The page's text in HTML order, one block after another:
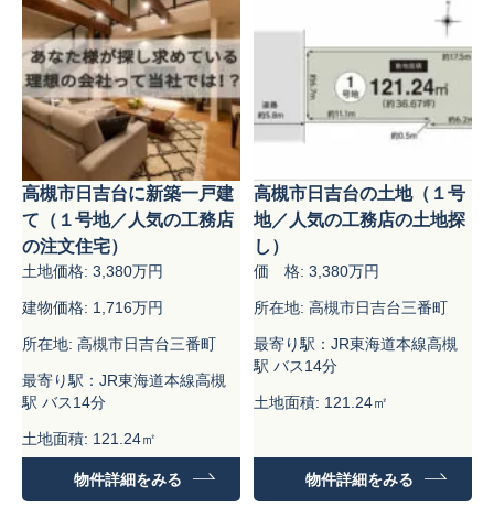
高槻市日吉台に新築一戸建
て（１号地／人気の工務店
の注文住宅）
土地価格: 3,380万円
建物価格: 1,716万円
所在地: 高槻市日吉台三番町
最寄り駅：JR東海道本線高槻
駅 バス14分
土地面積: 121.24㎡
建物面積: 99.18㎡
物件詳細をみる
高槻市日吉台の土地（１号
地／人気の工務店の土地探
し）
価 格: 3,380万円
所在地: 高槻市日吉台三番町
最寄り駅：JR東海道本線高槻
駅 バス14分
土地面積: 121.24㎡
物件詳細をみる